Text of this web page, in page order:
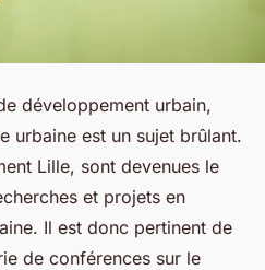
développement urbain,
urbaine est un sujet brûlant.
Lille, sont devenues le
et projets en
Il est donc pertinent de
de conférences sur le